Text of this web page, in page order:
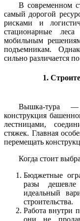
В современном
самый дорогой
рисками и
стационарные
мобильным
подъемникам.
сильно различается
1.
Вышка-тура —
конструкция
лестницами,
стяжек. Главная
перемещать
Когда стоит
Бюджетные
разы
идеальный
строительства.
Работа внутри